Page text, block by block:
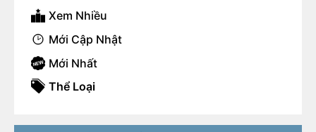
Xem Nhiều
Mới Cập Nhật
Mới Nhất
Thể Loại